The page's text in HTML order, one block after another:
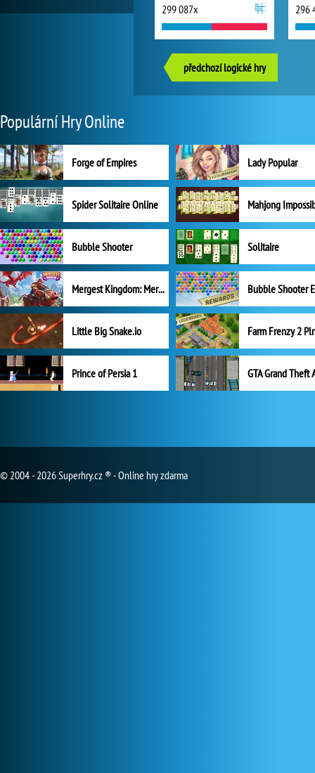
299 087x 296
předchozí logické hry
Populární Hry Online
Forge of Empires Lady Popular
Spider Solitaire Online Mahjong
Bubble Shooter Solitaire
Mergest Kingdom: Merge Puzzle
Little Big Snake.io
Prince of Persia 1 GTA Grand Theft
© 2004 - 2026 Superhry.cz ® - Online hry zdarma